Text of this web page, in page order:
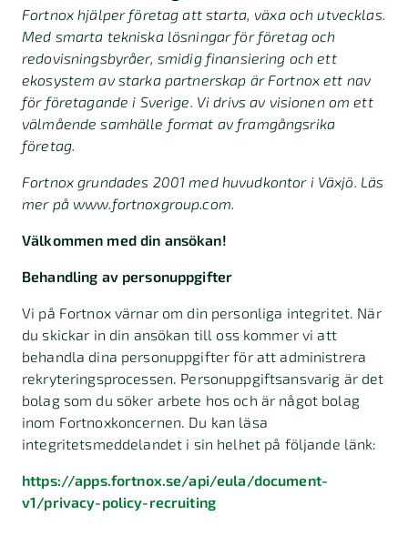
Fortnox hjälper företag att starta, växa och utvecklas.
Med smarta tekniska lösningar för företag och
redovisningsbyråer, smidig finansiering och ett
ekosystem av starka partnerskap är Fortnox ett nav
för företagande i Sverige. Vi drivs av visionen om ett
välmående samhälle format av framgångsrika
företag.
Fortnox grundades 2001 med huvudkontor i Växjö. Läs
mer på www.fortnoxgroup.com.
Välkommen med din ansökan!
Behandling av personuppgifter
Vi på Fortnox värnar om din personliga integritet. När
du skickar in din ansökan till oss kommer vi att
behandla dina personuppgifter för att administrera
rekryteringsprocessen. Personuppgiftsansvarig är det
bolag som du söker arbete hos och är något bolag
inom Fortnoxkoncernen. Du kan läsa
integritetsmeddelandet i sin helhet på följande länk:
https://apps.fortnox.se/api/eula/document-
v1/privacy-policy-recruiting